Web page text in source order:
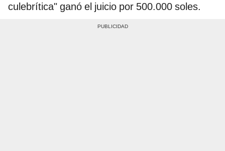
culebrítica" ganó el juicio por 500.000 soles.